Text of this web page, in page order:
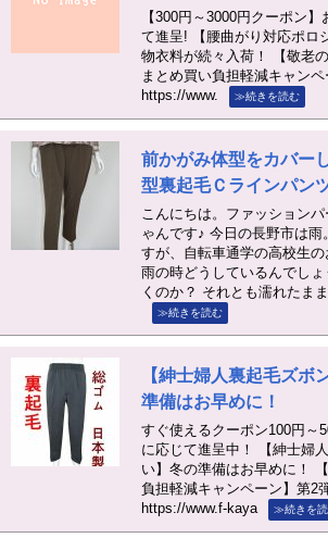
【300円～3000円クーポン
て進呈! 【腰曲がり対応ポロ
物衣料が続々入荷！ 【敬老
まとめ買い負担軽減キャンペ
https://www.
≫続きを読む
前かがみ体型をカバー
型裏起毛Ｃラインパン
こんにちは。ファッション
ゃんです♪ 今日の長野市は
すが、自転車通学の高校生
雨の時どうしているんでし
くのか？ それとも濡れたま
≫続きを読む
【紳士婦人裏起毛ズボ
準備はお早めに！
すぐ使えるクーポン100円～
に応じて進呈中！ 【紳士婦
い】冬の準備はお早めに！
負担軽減キャンペーン】第2
https://www.f-kaya
≫続きを